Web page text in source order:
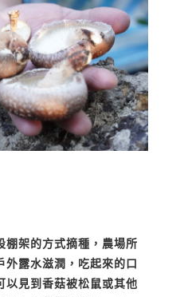
棚架的方式摘種，農場所
外露水滋潤，吃起來的口
以見到香菇被松鼠或其他